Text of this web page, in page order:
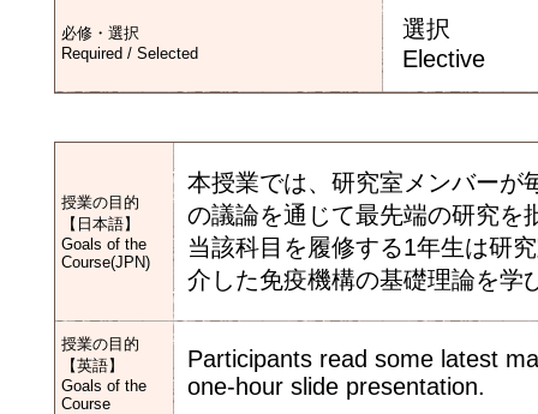
必修・選択
Required / Selected
選択
Elective
授業の目的
【日本語】
Goals of the
Course(JPN)
本授業では、研究室メンバーが
の議論を通じて最先端の研究を
当該科目を履修する1年生は研
介した免疫機構の基礎理論を学
授業の目的
【英語】
Goals of the
Course
Participants read some latest
one-hour slide presentation.